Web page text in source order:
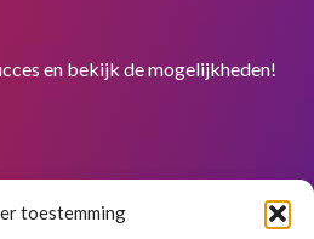
toestemming
en bekijk de mogelijkheden!